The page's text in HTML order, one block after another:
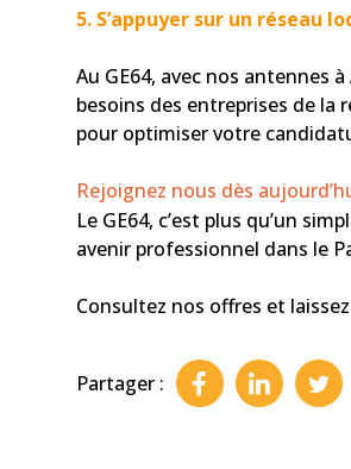
5. S’appuyer sur un réseau
Au GE64, avec nos antennes à
besoins des entreprises de la
pour optimiser votre
Rejoignez nous dès
Le GE64, c’est plus qu’un
avenir professionnel dans le
Consultez nos offres et
Partager :